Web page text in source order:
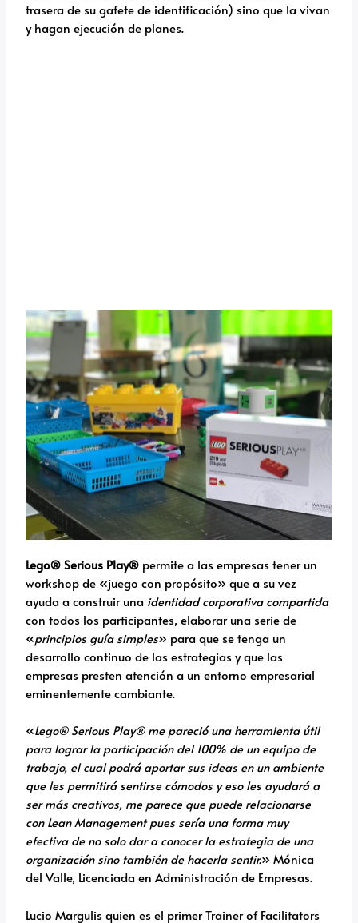
trasera de su gafete de identificación) sino que la vivan
y hagan ejecución de planes.
Lego® Serious Play® permite a las empresas tener un
workshop de «juego con propósito» que a su vez
ayuda a construir una identidad corporativa compartida
con todos los participantes, elaborar una serie de
«principios guía simples» para que se tenga un
desarrollo continuo de las estrategias y que las
empresas presten atención a un entorno empresarial
eminentemente cambiante.
«Lego® Serious Play® me pareció una herramienta útil
para lograr la participación del 100% de un equipo de
trabajo, el cual podrá aportar sus ideas en un ambiente
que les permitirá sentirse cómodos y eso les ayudará a
ser más creativos, me parece que puede relacionarse
con Lean Management pues sería una forma muy
efectiva de no solo dar a conocer la estrategia de una
organización sino también de hacerla sentir.» Mónica
del Valle, Licenciada en Administración de Empresas.
Lucio Margulis quien es el primer Trainer of Facilitators